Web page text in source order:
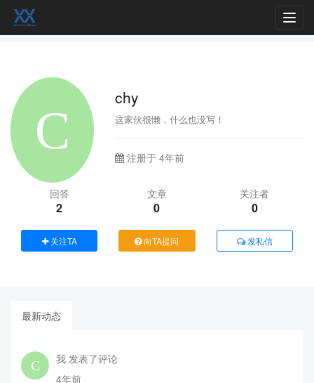
chy
这家伙很懒，什么也没写！
注册于 4年前
回答
2
文章
0
关注者
0
关注TA 向TA提问 发私信
最新动态
我 发表了评论
4年前